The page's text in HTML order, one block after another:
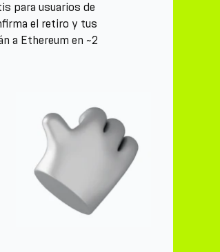
para usuarios de
el retiro y tus
a Ethereum en ~2